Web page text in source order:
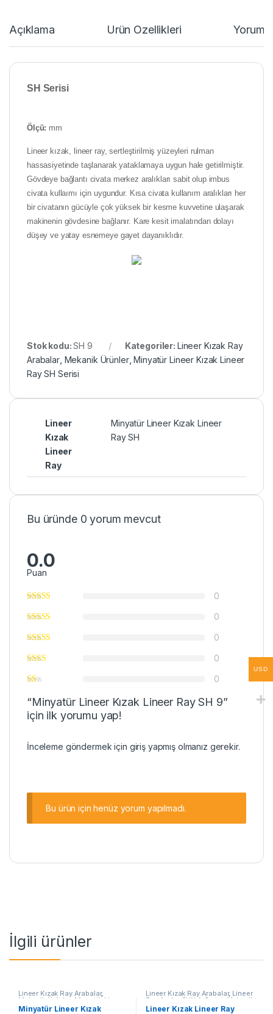
Açıklama Ürün Özellikleri
SH Serisi
Ölçü: mm
Lineer kızak, lineer ray, sertleştirilmiş yüzeyleri rulman
hassasiyetinde taşlanarak yataklamaya uygun hale getirilmiştir.
Gövdeye bağlantı civata merkez aralıkları sabit olup imbus
civata kullaımı için uygundur. Kısa civata kullanım aralıkları her
bir civatanın gücüyle çok yüksek bir kesme kuvvetine ulaşarak
makinenin gövdesine bağlanır. Kare kesit imalatından dolayı
düşey ve yatay esnemeye gayet dayanıklıdır.
Stok kodu:SH 9 Kategoriler: Lineer Kızak Ray
Arabalar, Mekanik Ürünler,Minyatür Lineer Kızak Lineer
Ray SH Serisi
Lineer
Kızak
Lineer
Ray
Minyatür Lineer Kızak Lineer
Ray SH
Bu üründe 0 yorum mevcut
0.0
Puan
0
0
0
0
0
“Minyatür Lineer Kızak Lineer Ray SH 9”
için ilk yorumu yap!
İnceleme göndermek için girişyapmış olmanız gerekir.
Bu ürün için henüz yorum yapılmadı.
İlgili ürünler
Lineer Kızak Ray Arabalar,
Mekanik Ürünler Minyatür Lineer
Ray Araba SHN C Serisi
Minyatür Lineer Kızak
Lineer Kızak Ray Arabalar, Lineer
Ray Araba SHN A Serisi Mekanik
Ürünler, Ray ve Arabalar
Lineer Kızak Lineer Ray
USD